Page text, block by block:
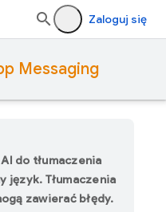
Zaloguj się
Messaging
do tłumaczenia
język. Tłumaczenia
zawierać błędy.